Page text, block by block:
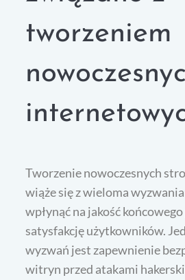
tworzeniem
Tworzenie nowoczesnych
wiąże się z wieloma
wpłynąć na jakość
satysfakcję użytkowników.
wyzwań jest zapewnienie
witryn przed atakami